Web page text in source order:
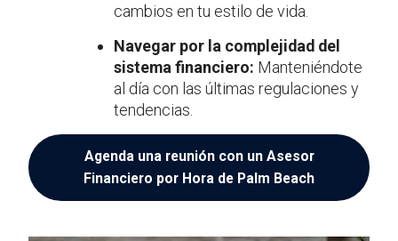
cambios en tu estilo de vida.
Navegar por la complejidad del
sistema financiero: Manteniéndote
al día con las últimas regulaciones y
tendencias.
Agenda una reunión con un Asesor
Financiero por Hora de Palm Beach